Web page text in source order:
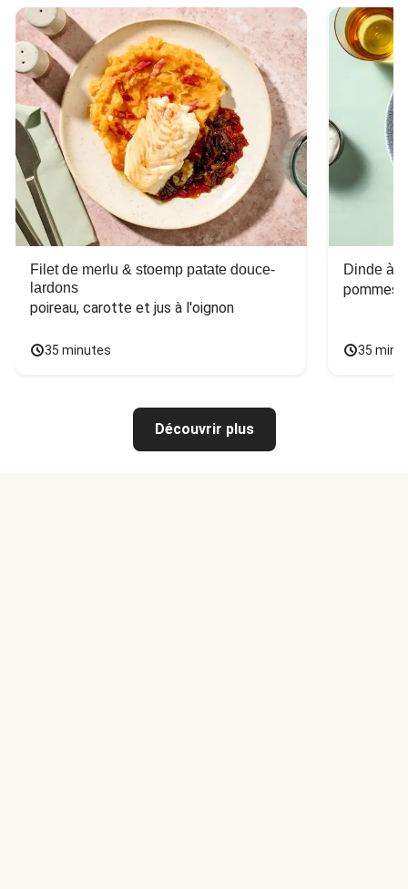
Filet de merlu & stoemp patate douce-
lardons
poireau, carotte et jus à l'oignon
35 minutes
Dinde à
pommes
35
Découvrir plus